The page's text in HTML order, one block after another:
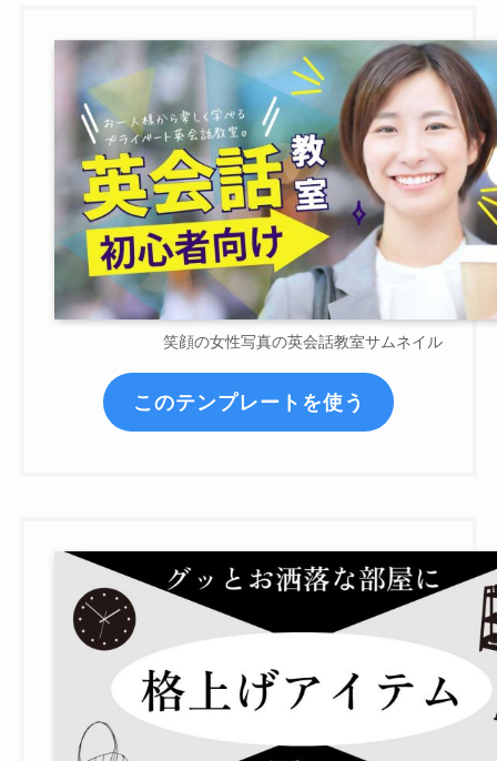
笑顔の女性写真の英会話教室サムネイル
このテンプレートを使う